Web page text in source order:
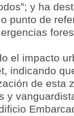
y ha
punto de
el impacto
indicando
de esta
y